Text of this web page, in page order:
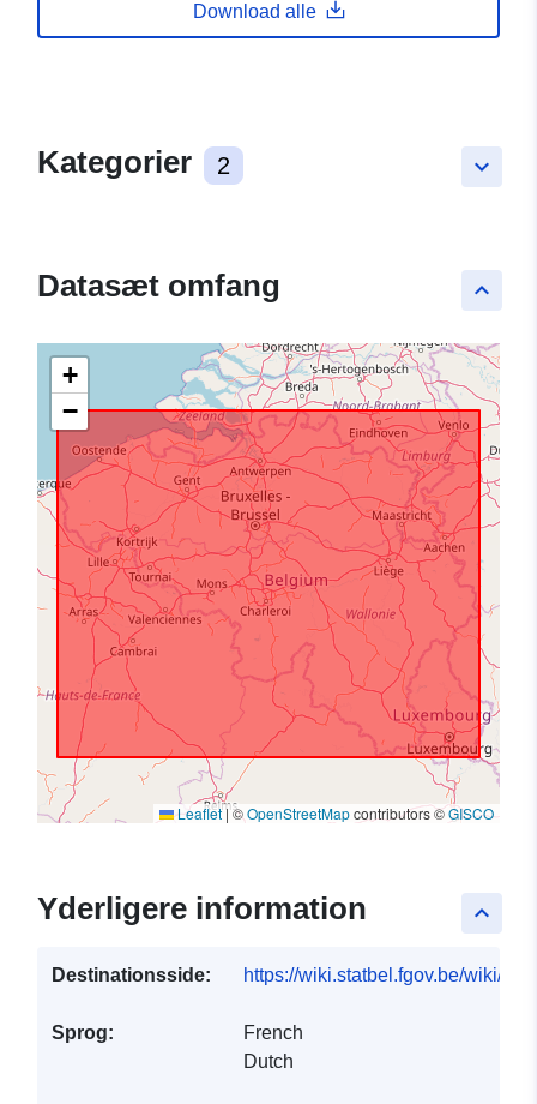
Download alle
keyboard_arrow_down
Kategorier 2
keyboard_arrow_up
Datasæt omfang
+
−
Leaflet|©OpenStreetMapcontributors ©GISCO
keyboard_arrow_up
Yderligere information
Destinationsside: https://wiki.statbel.fgov.be/wiki/
Sprog:
French
Dutch